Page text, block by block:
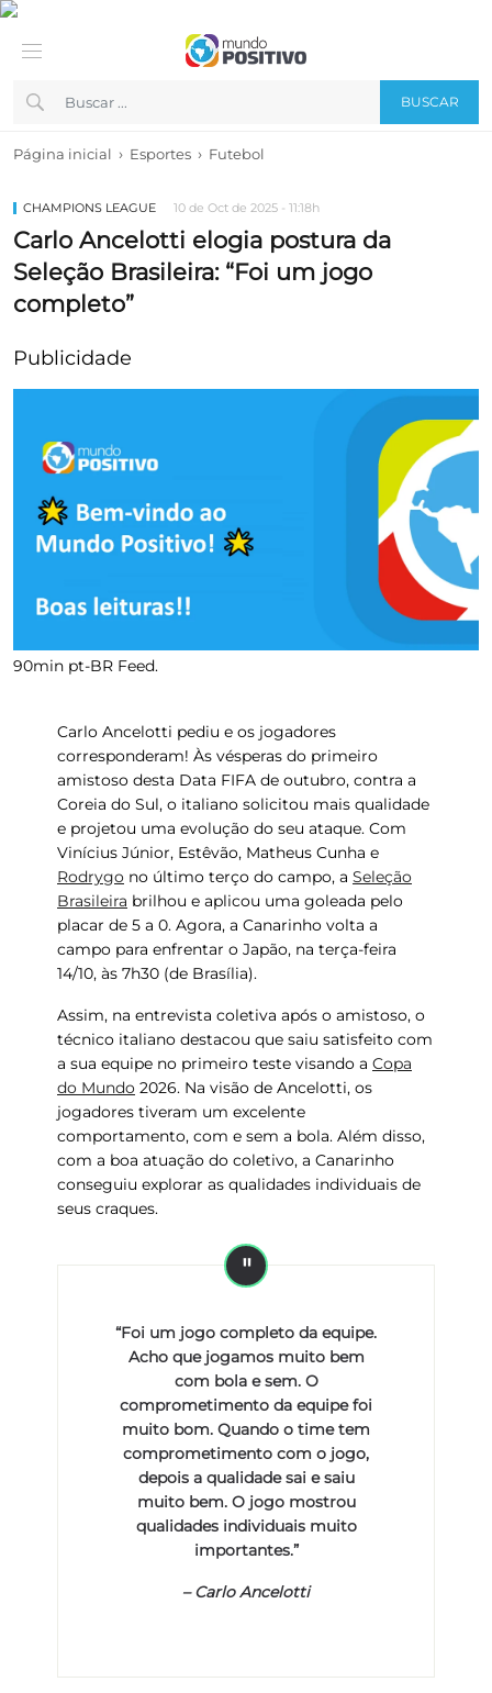
BUSCAR
Página inicial › Esportes › Futebol
CHAMPIONS LEAGUE 10 de Oct de 2025 - 11:18h
Carlo Ancelotti elogia postura da
Seleção Brasileira: “Foi um jogo
completo”
Publicidade
90min pt-BR Feed.
Carlo Ancelotti pediu e os jogadores
corresponderam! Às vésperas do primeiro
amistoso desta Data FIFA de outubro, contra a
Coreia do Sul, o italiano solicitou mais qualidade
e projetou uma evolução do seu ataque. Com
Vinícius Júnior, Estêvão, Matheus Cunha e
Rodrygo no último terço do campo, a Seleção
Brasileira brilhou e aplicou uma goleada pelo
placar de 5 a 0. Agora, a Canarinho volta a
campo para enfrentar o Japão, na terça-feira
14/10, às 7h30 (de Brasília).
Assim, na entrevista coletiva após o amistoso, o
técnico italiano destacou que saiu satisfeito com
a sua equipe no primeiro teste visando a Copa
do Mundo 2026. Na visão de Ancelotti, os
jogadores tiveram um excelente
comportamento, com e sem a bola. Além disso,
com a boa atuação do coletivo, a Canarinho
conseguiu explorar as qualidades individuais de
seus craques.
“Foi um jogo completo da equipe.
Acho que jogamos muito bem
com bola e sem. O
comprometimento da equipe foi
muito bom. Quando o time tem
comprometimento com o jogo,
depois a qualidade sai e saiu
muito bem. O jogo mostrou
qualidades individuais muito
importantes.”
–Carlo Ancelotti